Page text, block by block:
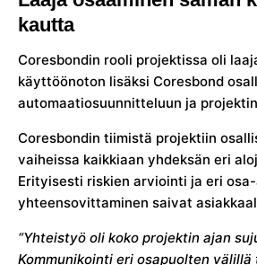
kautta
Coresbondin rooli projektissa oli
käyttöönoton lisäksi Coresbond
automaatiosuunnitteluun ja
Coresbondin tiimistä projektiin
vaiheissa kaikkiaan yhdeksän eri
Erityisesti riskien arviointi ja eri
yhteensovittaminen saivat
“Yhteistyö oli koko projektin ajan
Kommunikointi eri osapuolten välillä